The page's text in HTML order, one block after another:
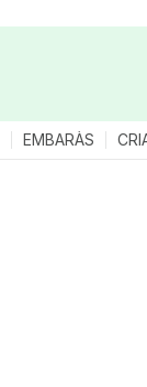
EMBARÀS